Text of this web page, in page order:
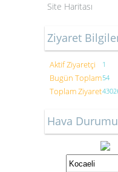
Site Haritası
Ziyaret
Aktif Ziyaretçi 1
Bugün Toplam54
Toplam Ziyaret
Hava Durumu